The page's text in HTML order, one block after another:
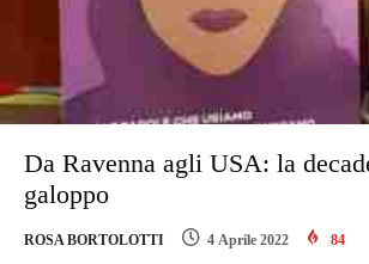
Da Ravenna agli USA: la
galoppo
ROSA BORTOLOTTI 4 Aprile 2022 84